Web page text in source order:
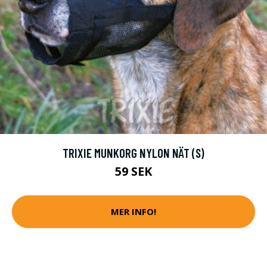
TRIXIE MUNKORG NYLON NÄT (S)
59 SEK
MER INFO!